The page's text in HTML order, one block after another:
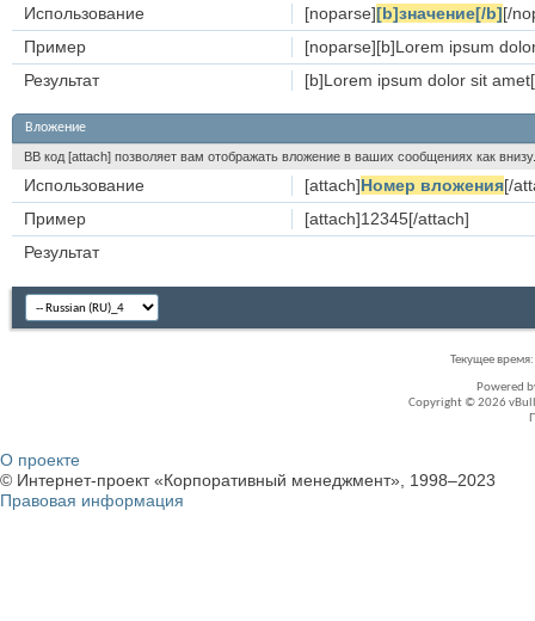
[noparse][b]значение[/b][/
Использование
[noparse][b]Lorem ipsum
Пример
[b]Lorem ipsum dolor sit
Результат
Вложение
BB код [attach] позволяет вам отображать вложение в ваших сообщениях как
[attach]Номер вложения[/
Использование
[attach]12345[/attach]
Пример
Результат
Текущее время:
Powered
Copyright © 2026
О проекте
© Интернет-проект «Корпоративный менеджмент», 1998–2023
Правовая информация